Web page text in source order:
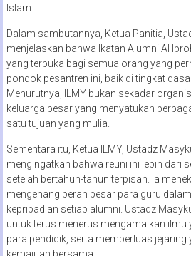
Islam.
Dalam sambutannya, Ketua Panitia,
menjelaskan bahwa Ikatan Alumni Al
yang terbuka bagi semua orang yang
pondok pesantren ini, baik di tingkat
Menurutnya, ILMY bukan sekadar
keluarga besar yang menyatukan
satu tujuan yang mulia.
Sementara itu, Ketua ILMY, Ustadz
mengingatkan bahwa reuni ini lebih dari
setelah bertahun-tahun terpisah. Ia
mengenang peran besar para guru
kepribadian setiap alumni. Ustadz
untuk terus menerus mengamalkan ilmu
para pendidik, serta memperluas